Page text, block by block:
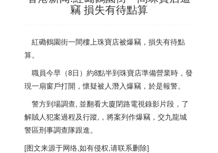
竊 損失有待點算
紅磡鶴園街一間樓上珠寶店被爆竊，損失有待點
算。
職員今早（8日）約8點半到珠寶店準備營業時，發
現一扇窗戶打開，懷疑被人潛入爆竊，於是報警。
警方到場調查, 並翻看大廈閉路電視錄影片段，了
解賊人犯案過程及行蹤,，將案列作爆竊，交九龍城
警區刑事調查隊跟進。
[图文来源于网络,如有侵权,请联系删除]